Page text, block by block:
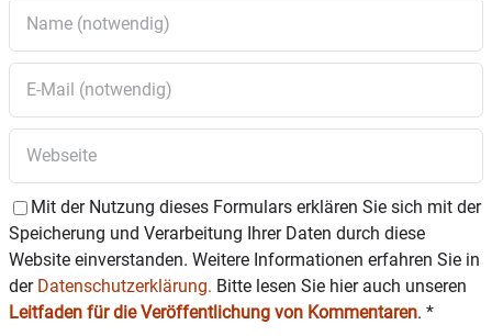
Mit der Nutzung dieses Formulars erklären Sie sich mit der
Speicherung und Verarbeitung Ihrer Daten durch diese
Website einverstanden. Weitere Informationen erfahren Sie in
der Datenschutzerklärung. Bitte lesen Sie hier auch unseren
Leitfaden für die Veröffentlichung von Kommentaren. *